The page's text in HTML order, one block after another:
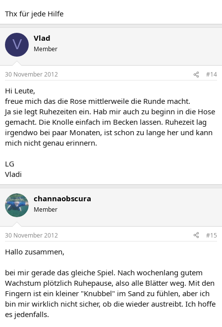
Thx für jede Hilfe
V Vlad
Member
30 November 2012 #14
Hi Leute,
freue mich das die Rose mittlerweile die Runde macht.
Ja sie legt Ruhezeiten ein. Hab mir auch zu beginn in die Hose
gemacht. Die Knolle einfach im Becken lassen. Ruhezeit lag
irgendwo bei paar Monaten, ist schon zu lange her und kann
mich nicht genau erinnern.
LG
Vladi
channaobscura
Member
30 November 2012 #15
Hallo zusammen,
bei mir gerade das gleiche Spiel. Nach wochenlang gutem
Wachstum plötzlich Ruhepause, also alle Blätter weg. Mit den
Fingern ist ein kleiner "Knubbel" im Sand zu fühlen, aber ich
bin mir wirklich nicht sicher, ob die wieder austreibt. Ich hoffe
es jedenfalls.